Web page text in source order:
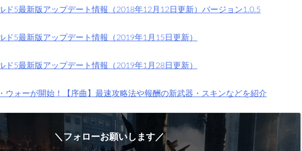
ド5最新版アップデート情報（2018年12月12日更新）バージョン1.0.5
ド5最新版アップデート情報（2019年1月15日更新）
ド5最新版アップデート情報（2019年1月28日更新）
ウォーが開始！【序曲】最速攻略法や報酬の新武器・スキンなどを紹介
＼フォローお願いします／